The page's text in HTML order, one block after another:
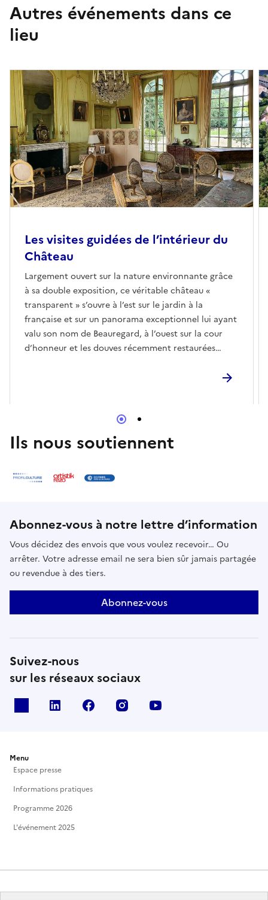
Autres événements dans ce
lieu
Les visites guidées de l’intérieur du
Château
Largement ouvert sur la nature environnante grâce
à sa double exposition, ce véritable château «
transparent » s’ouvre à l’est sur le jardin à la
française et sur un panorama exceptionnel lui ayant
valu son nom de Beauregard, à l’ouest sur la cour
d’honneur et les douves récemment restaurées
bibliothèque en passant par le salon vert et la salle à
manger, son décor intérieur témoigne d’un art de
vivre raffiné et délicat.
Ils nous soutiennent
Abonnez-vous à notre lettre d’information
Vous décidez des envois que vous voulez recevoir… Ou
arrêter. Votre adresse email ne sera bien sûr jamais partagée
ou revendue à des tiers.
Abonnez-vous
Suivez-nous
sur les réseaux sociaux
Linkedin Facebook Instagram
Menu
Espace presse
Informations pratiques
Programme 2026
L'événement 2025